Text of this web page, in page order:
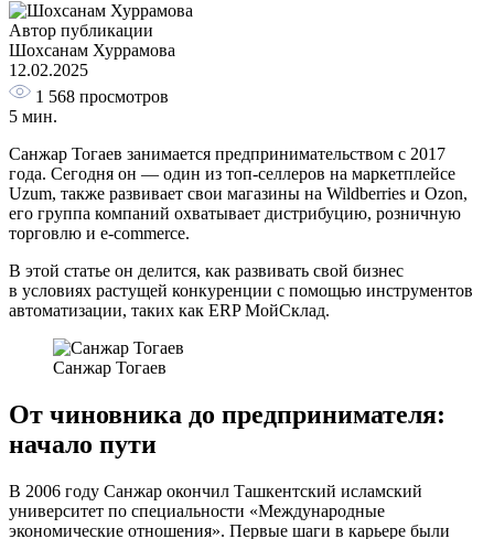
Автор публикации
Шохсанам Хуррамова
12.02.2025
1 568 просмотров
5 мин.
Санжар Тогаев занимается предпринимательством с 2017
года. Сегодня он — один из топ‑селлеров на маркетплейсе
Uzum, также развивает свои магазины на Wildberries и Ozon,
его группа компаний охватывает дистрибуцию, розничную
торговлю и e‑commerce.
В этой статье он делится, как развивать свой бизнес
в условиях растущей конкуренции с помощью инструментов
автоматизации, таких как ERP МойСклад.
Санжар Тогаев
От чиновника до предпринимателя:
начало пути
В 2006 году Санжар окончил Ташкентский исламский
университет по специальности «Международные
экономические отношения». Первые шаги в карьере были